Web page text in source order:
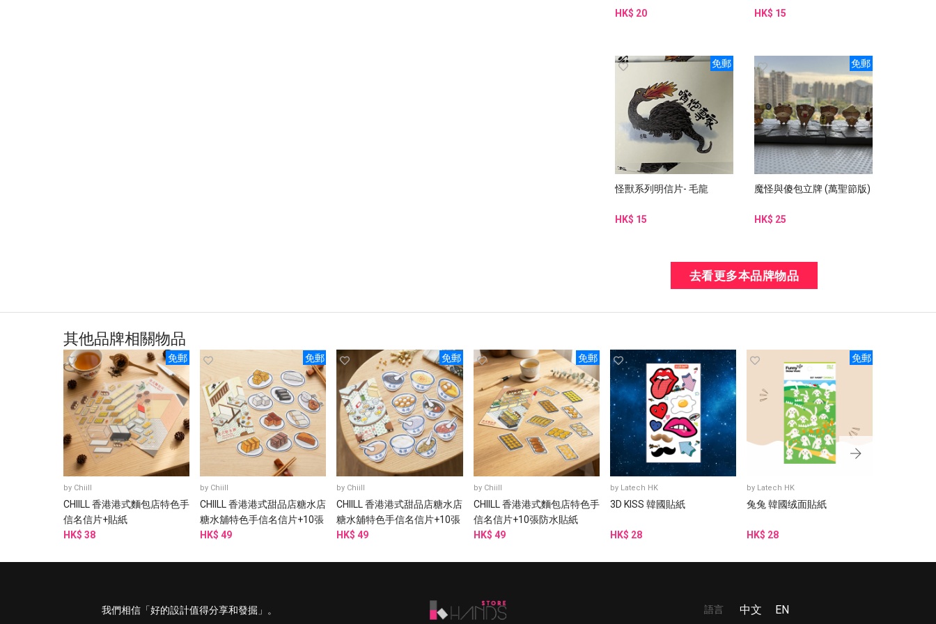
HK$ 20 HK$ 15
免郵
怪獸系列明信片- 毛龍
HK$ 15
免郵
魔怪與傻包立牌 (萬聖節版)
HK$ 25
去看更多本品牌物品
其他品牌相關物品
免郵
by Chiill
CHIILL 香港港式麵包店特色手
信名信片+貼紙
HK$ 38
免郵
by Chiill
CHIILL 香港港式甜品店糖水店
糖水舖特色手信名信片+10張
防水貼紙
HK$ 49
免郵
by Chiill
CHIILL 香港港式甜品店糖水店
糖水舖特色手信名信片+10張
防水貼紙
HK$ 49
免郵
by Chiill
CHIILL 香港港式麵包店特色手
信名信片+10張防水貼紙
HK$ 49
by Latech HK
3D KISS 韓國貼紙
HK$ 28
免郵
by Latech HK
兔兔 韓國绒面貼紙
HK$ 28
我們相信「好的設計值得分享和發掘」。 語言 中文 EN